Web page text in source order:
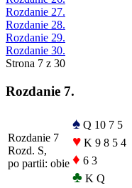
Rozdanie 27.
Rozdanie 28.
Rozdanie 29.
Rozdanie 30.
Strona 7 z 30
Rozdanie 7.
Rozdanie 7
Rozd. S,
po partii: obie
♠ Q 10 7 5
♥ K 9 8 5 4
♦ 6 3
♣ K Q